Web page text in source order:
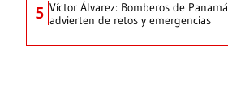
5 Víctor Álvarez: Bomberos de Panamá
advierten de retos y emergencias